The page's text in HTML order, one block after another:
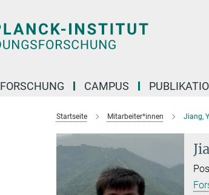
FORSCHUNG CAMPUS
Startseite Mitarbeiter*innen Jiang,